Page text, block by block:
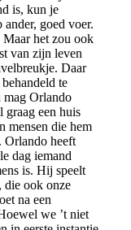
is, kun je
goed voer.
het zou ook
van zijn leven
Daar
te
mag Orlando
een huis
mensen die hem
Orlando heeft
dag iemand
is. Hij speelt
die ook onze
na een
we ’t niet